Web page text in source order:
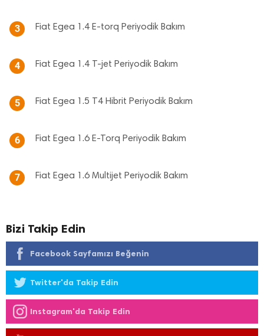
3 Fiat Egea 1.4 E-torq Periyodik Bakım
4 Fiat Egea 1.4 T-jet Periyodik Bakım
5 Fiat Egea 1.5 T4 Hibrit Periyodik Bakım
6 Fiat Egea 1.6 E-Torq Periyodik Bakım
7 Fiat Egea 1.6 Multijet Periyodik Bakım
Bizi Takip Edin
Facebook Sayfamızı Beğenin
Twitter'da Takip Edin
Instagram'da Takip Edin